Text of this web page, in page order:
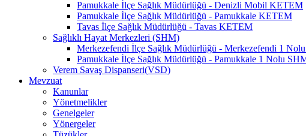
Pamukkale İlçe Sağlık Müdürlüğü - Denizli Mobil KETEM
Pamukkale İlçe Sağlık Müdürlüğü - Pamukkale KETEM
Tavas İlçe Sağlık Müdürlüğü - Tavas KETEM
Sağlıklı Hayat Merkezleri (SHM)
Merkezefendi İlçe Sağlık Müdürlüğü - Merkezefendi 1
Pamukkale İlçe Sağlık Müdürlüğü - Pamukkale 1 Nolu
Verem Savaş Dispanseri(VSD)
Mevzuat
Kanunlar
Yönetmelikler
Genelgeler
Yönergeler